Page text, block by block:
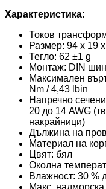
Характеристика:
Токов
Размер: 94 x 19
Тегло: 62 ±1 g
Монтаж: DIN
Максимален
Nm / 4,43 lbin
Напречно
20 до 14 AWG
накрайници)
Дължина на
Материал на
Цвят: бял
Околна
Влажност: 30 %